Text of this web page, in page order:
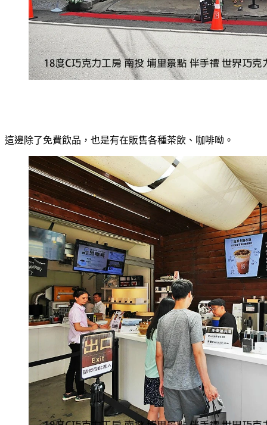
這邊除了免費飲品，也是有在販售各種茶飲、咖啡呦。